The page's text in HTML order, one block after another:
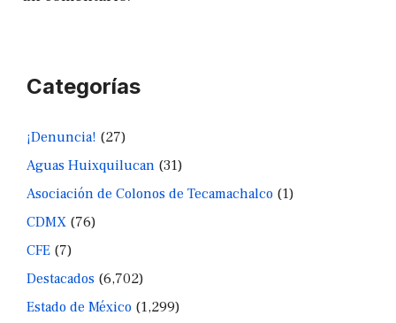
Categorías
¡Denuncia! (27)
Aguas Huixquilucan (31)
Asociación de Colonos de Tecamachalco (1)
CDMX (76)
CFE (7)
Destacados (6,702)
Estado de México (1,299)